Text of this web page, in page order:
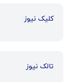
کلیک نیوز
تالک نیوز